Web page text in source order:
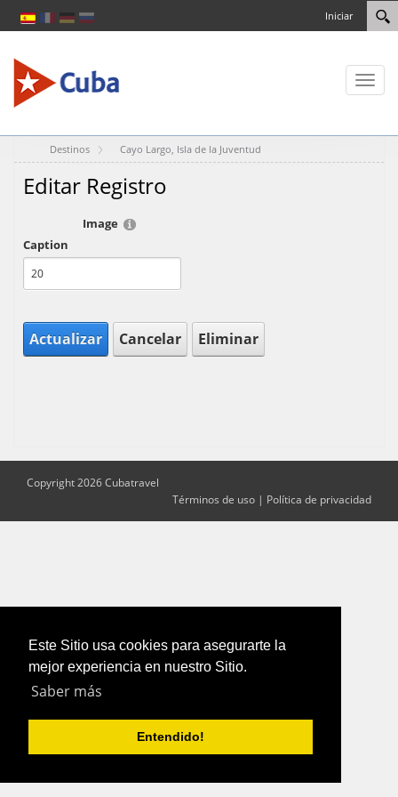
Este Sitio usa cookies para asegurarte la
mejor experiencia en nuestro Sitio.
Saber más
Entendido!
Iniciar
Toggle
Destinos Cayo Largo, Isla de la Juventud
Editar Registro
Image
Caption
Actualizar Cancelar Eliminar
Copyright 2026 Cubatravel
Términos de uso | Política de privacidad